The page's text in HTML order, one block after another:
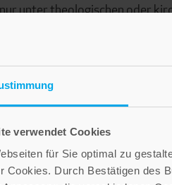
verwendet Cookies
für Sie optimal zu
Cookies. Durch Bestätigen des
unter theologischen oder
Drehscheibe des